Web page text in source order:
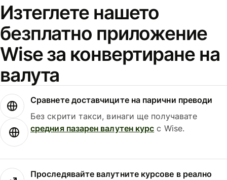
Изтеглете нашето
безплатно приложение
Wise за конвертиране на
валута
Сравнете доставчиците на парични преводи
Без скрити такси, винаги ще получавате
средния пазарен валутен курс с Wise.
Проследявайте валутните курсове в реално